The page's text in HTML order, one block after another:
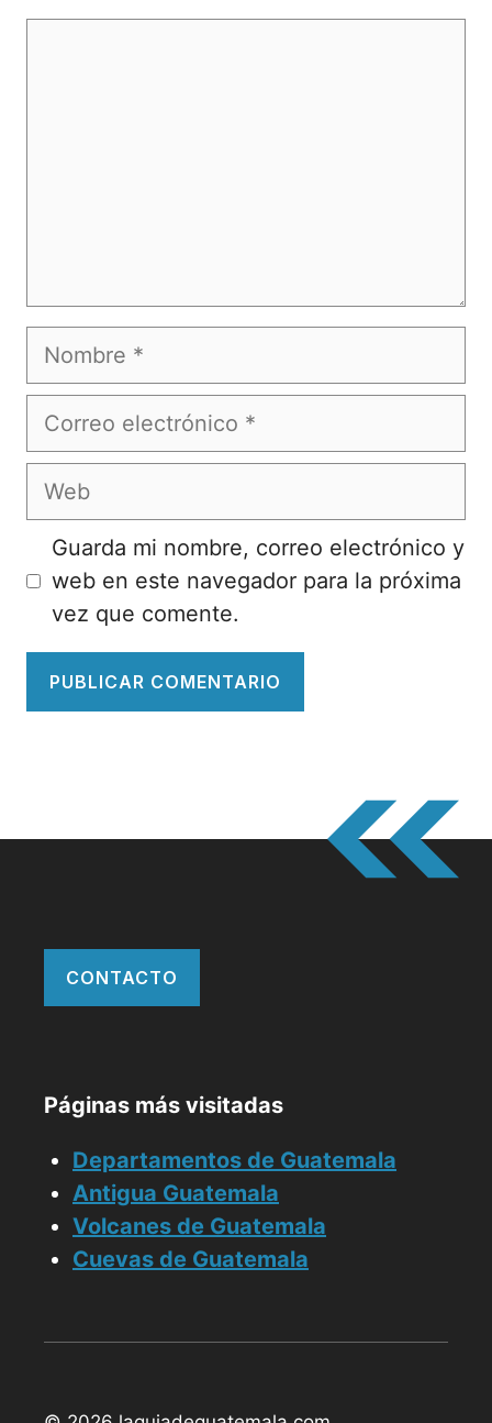
Nombre
Correo
Web
Guarda mi nombre, correo electrónico y
web en este navegador para la próxima
vez que comente.
CONTACTO
Páginas más visitadas
Departamentos de Guatemala
Antigua Guatemala
Volcanes de Guatemala
Cuevas de Guatemala